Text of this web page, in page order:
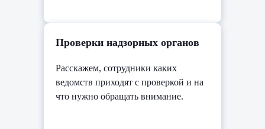
Проверки надзорных органов
Расскажем, сотрудники каких
ведомств приходят с проверкой и на
что нужно обращать внимание.